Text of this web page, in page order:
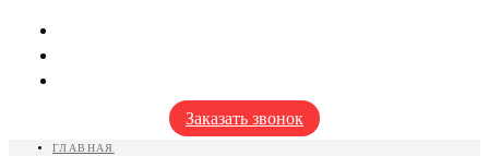
Заказать звонок
ГЛАВНАЯ